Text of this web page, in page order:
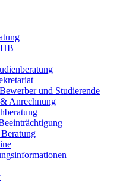
und Studierende
Anrechnung